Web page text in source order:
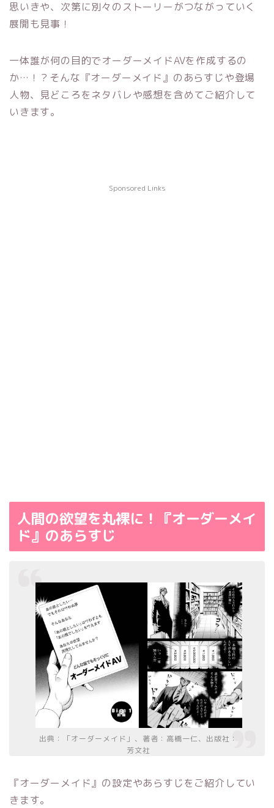
思いきや、次第に別々のストーリーがつながっていく
展開も見事！
一体誰が何の目的でオーダーメイドAVを作成するの
か…！？そんな『オーダーメイド』のあらすじや登場
人物、見どころをネタバレや感想を含めてご紹介して
いきます。
Sponsored Links
人間の欲望を丸裸に！『オーダーメイ
ド』のあらすじ
出典：「オーダーメイド」、著者：高橋一仁、出版社：
芳文社
『オーダーメイド』の設定やあらすじをご紹介してい
きます。